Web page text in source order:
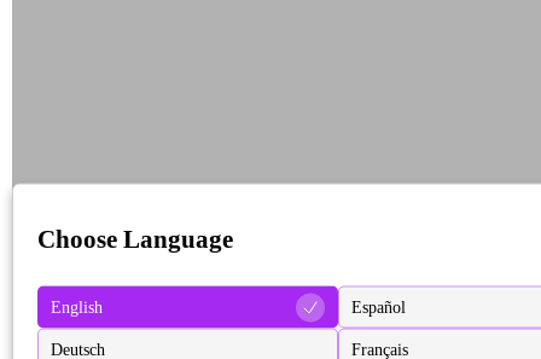
Choose Language
English Español
Deutsch Français